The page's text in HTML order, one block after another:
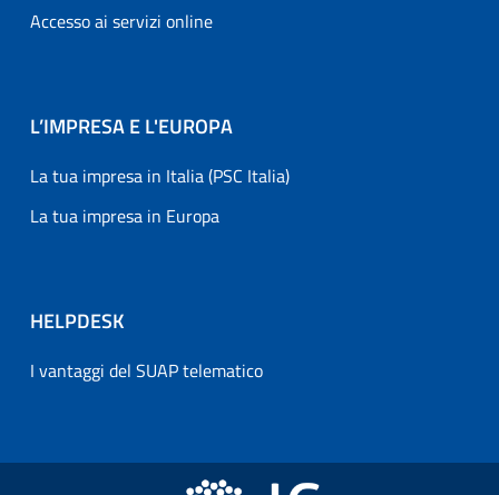
Accesso ai servizi online
L’IMPRESA E L'EUROPA
La tua impresa in Italia (PSC Italia)
La tua impresa in Europa
HELPDESK
I vantaggi del SUAP telematico